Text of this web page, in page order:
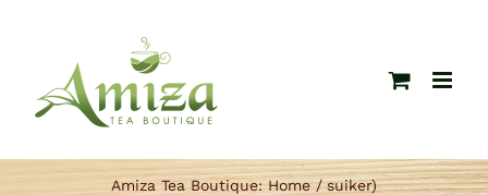
Amiza Tea Boutique: Home suiker)